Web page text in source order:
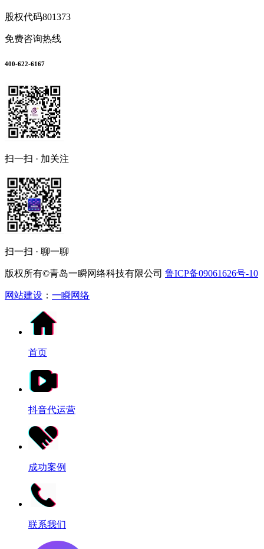
股权代码801373
免费咨询热线
400-622-6167
扫一扫 · 加关注
扫一扫 · 聊一聊
版权所有©青岛一瞬网络科技有限公司 鲁ICP备09061626号-10
网站建设 ： 一瞬网络
首页
抖音代运营
成功案例
联系我们